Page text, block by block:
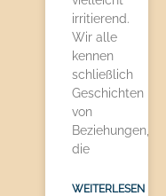
irritierend.
Wir alle
kennen
schließlich
Geschichten
von
Beziehungen,
die
WEITERLESEN